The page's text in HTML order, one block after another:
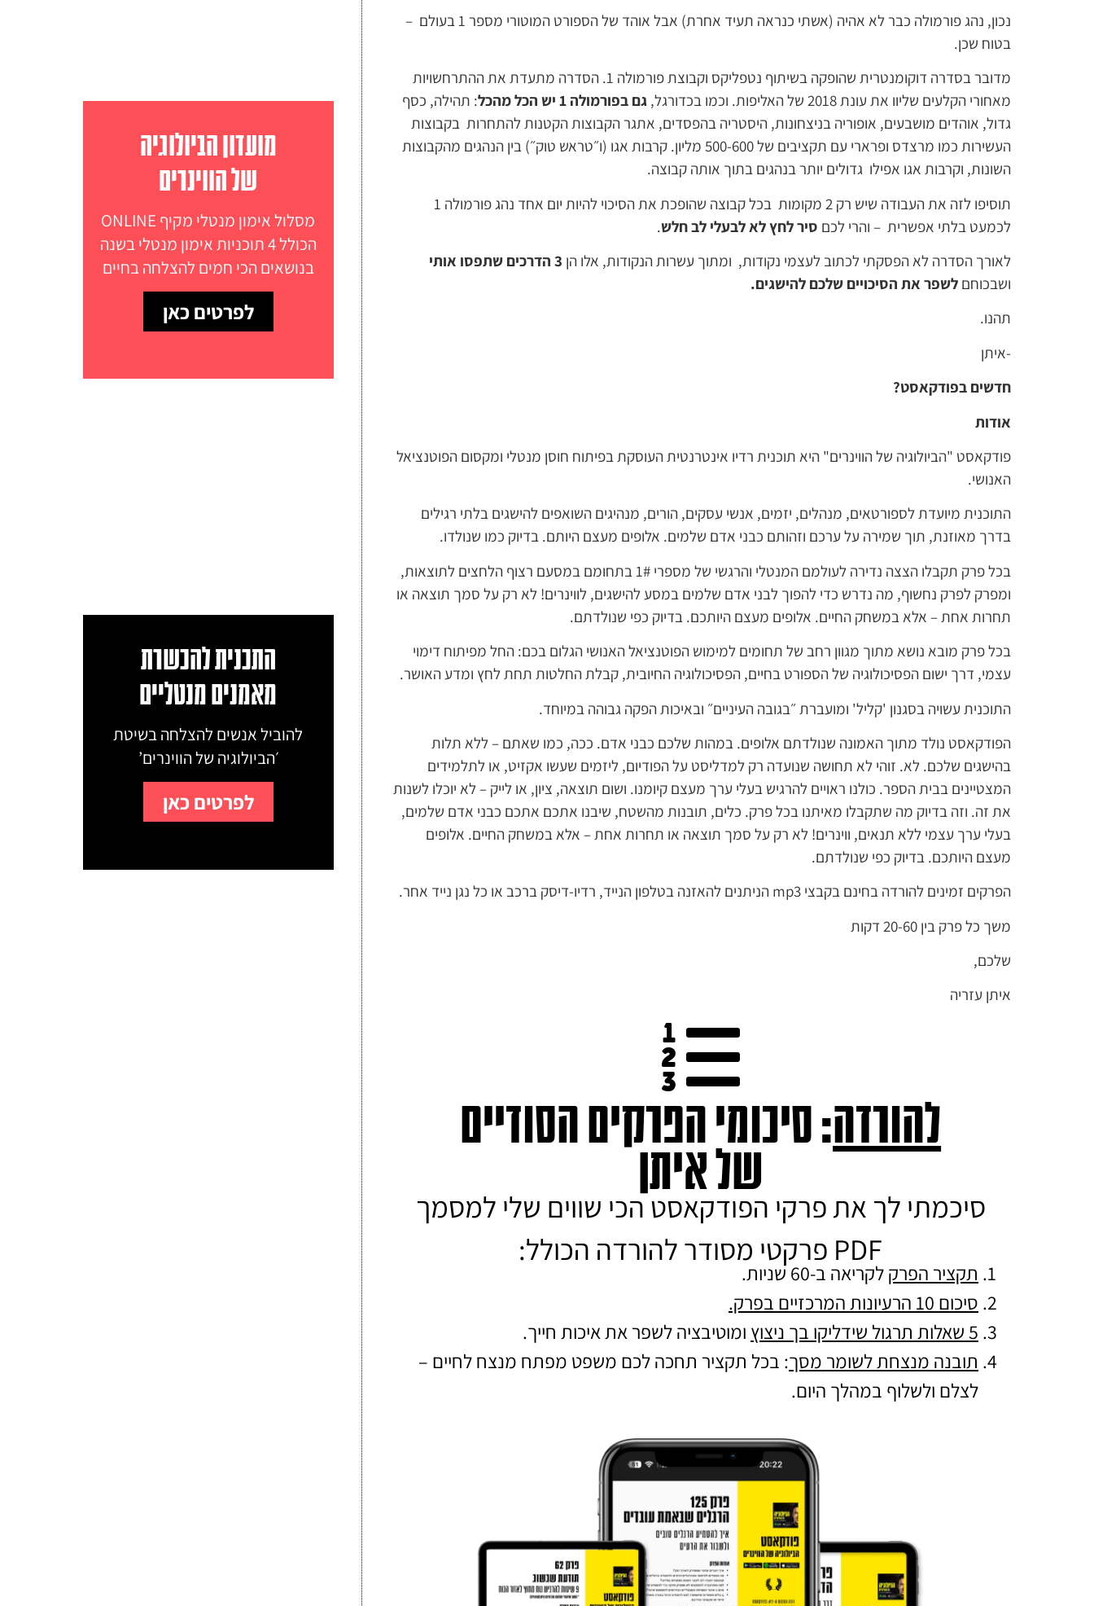
נכון, נהג פורמולה כבר לא אהיה (אשתי כנראה תעיד אחרת) אבל אוהד של הספורט המוטורי מספר 1 בעולם –
בטוח שכן.
מדובר בסדרה דוקומנטרית שהופקה בשיתוף נטפליקס וקבוצת פורמולה 1. הסדרה מתעדת את ההתרחשויות
מאחורי הקלעים שליוו את עונת 2018 של האליפות. וכמו בכדורגל,
גם בפורמולה 1 יש הכל מהכל
: תהילה, כסף
גדול, אוהדים מושבעים, אופוריה בניצחונות, היסטריה בהפסדים, אתגר הקבוצות הקטנות להתחרות בקבוצות
העשירות כמו מרצדס ופרארי עם תקציבים של 500-600 מליון. קרבות אגו (ו״טראש טוק״) בין הנהגים מהקבוצות
השונות, וקרבות אגו אפילו גדולים יותר בנהגים בתוך אותה קבוצה.
תוסיפו לזה את העבודה שיש רק 2 מקומות בכל קבוצה שהופכת את הסיכוי להיות יום אחד נהג פורמולה 1
לכמעט בלתי אפשרית – והרי לכם סיר לחץ לא לבעלי לב חלש.
לאורך הסדרה לא הפסקתי לכתוב לעצמי נקודות, ומתוך עשרות הנקודות, אלו הן 3 הדרכים שתפסו אותי
ושבכוחם לשפר את הסיכויים שלכם להישגים.
תהנו.
-איתן
חדשים בפודקאסט?
אודות
פודקאסט "הביולוגיה של הווינרים" היא תוכנית רדיו אינטרנטית העוסקת בפיתוח חוסן מנטלי ומקסום הפוטנציאל
האנושי.
התוכנית מיועדת לספורטאים, מנהלים, יזמים, אנשי עסקים, הורים, מנהיגים השואפים להישגים בלתי רגילים
בדרך מאוזנת, תוך שמירה על ערכם וזהותם כבני אדם שלמים. אלופים מעצם היותם. בדיוק כמו שנולדו.
בכל פרק תקבלו הצצה נדירה לעולמם המנטלי והרגשי של מספרי 1# בתחומם במסעם רצוף הלחצים לתוצאות,
ומפרק לפרק נחשוף, מה נדרש כדי להפוך לבני אדם שלמים במסע להישגים, לווינרים! לא רק על סמך תוצאה או
תחרות אחת – אלא במשחק החיים. אלופים מעצם היותכם. בדיוק כפי שנולדתם.
בכל פרק מובא נושא מתוך מגוון רחב של תחומים למימוש הפוטנציאל האנושי הגלום בכם: החל מפיתוח דימוי
עצמי, דרך ישום הפסיכולוגיה של הספורט בחיים, הפסיכולוגיה החיובית, קבלת החלטות תחת לחץ ומדע האושר.
התוכנית עשויה בסגנון 'קליל' ומועברת ״בגובה העיניים״ ובאיכות הפקה גבוהה במיוחד.
הפודקאסט נולד מתוך האמונה שנולדתם אלופים. במהות שלכם כבני אדם. ככה, כמו שאתם – ללא תלות
בהישגים שלכם. לא. זוהי לא תחושה שנועדה רק למדליסט על הפודיום, ליזמים שעשו אקזיט, או לתלמידים
המצטיינים בבית הספר. כולנו ראויים להרגיש בעלי ערך מעצם קיומנו. ושום תוצאה, ציון, או לייק – לא יוכלו לשנות
את זה. וזה בדיוק מה שתקבלו מאיתנו בכל פרק. כלים, תובנות מהשטח, שיבנו אתכם אתכם כבני אדם שלמים,
בעלי ערך עצמי ללא תנאים, ווינרים! לא רק על סמך תוצאה או תחרות אחת – אלא במשחק החיים. אלופים
מעצם היותכם. בדיוק כפי שנולדתם.
הפרקים זמינים להורדה בחינם בקבצי mp3 הניתנים להאזנה בטלפון הנייד, רדיו-דיסק ברכב או כל נגן נייד אחר.
משך כל פרק בין 20-60 דקות
שלכם,
איתן עזריה
להורדה: סיכומי הפרקים הסודיים
של איתן
סיכמתי לך את פרקי הפודקאסט הכי שווים שלי למסמך
PDF פרקטי מסודר להורדה הכולל:
תקציר הפרקלקריאה ב-60 שניות.
סיכום 10 הרעיונות המרכזיים בפרק.
5 שאלות תרגול שידליקו בך ניצוץ
ומוטיבציה לשפר את איכות חייך.
תובנה מנצחת לשומר מסך: בכל תקציר תחכה לכם משפט מפתח מנצח לחיים –
לצלם ולשלוף במהלך היום.
מועדון הביולוגיה
של הווינרים
מסלול אימון מנטלי מקיף ONLINE
הכולל 4 תוכניות אימון מנטלי בשנה
בנושאים הכי חמים להצלחה בחיים
לפרטים כאן
התכנית להכשרת
מאמנים מנטליים
להוביל אנשים להצלחה בשיטת
׳הביולוגיה של הווינרים’
לפרטים כאן